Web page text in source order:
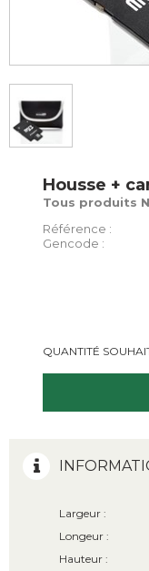
Housse +
Tous produits
Référence :
Gencode :
QUANTITÉ
Largeur :
Longeur :
Hauteur :